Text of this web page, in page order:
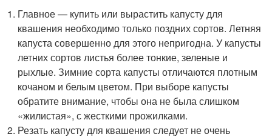
Главное — купить или вырастить капусту для
квашения необходимо только поздних сортов. Летняя
капуста совершенно для этого непригодна. У капусты
летних сортов листья более тонкие, зеленые и
рыхлые. Зимние сорта капусты отличаются плотным
кочаном и белым цветом. При выборе капусты
обратите внимание, чтобы она не была слишком
«жилистая», с жесткими прожилками.
Резать капусту для квашения следует не очень